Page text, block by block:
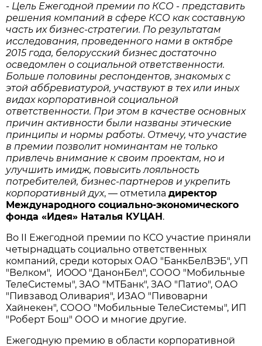
- Цель Ежегодной премии по КСО - представить
решения компаний в сфере КСО как составную
часть их бизнес-стратегии. По результатам
исследования, проведенного нами в октябре
2015 года, белорусский бизнес достаточно
осведомлен о социальной ответственности.
Больше половины респондентов, знакомых с
этой аббревиатурой, участвуют в тех или иных
видах корпоративной социальной
ответственности. При этом в качестве основных
причин активности были названы этические
принципы и нормы работы. Отмечу, что участие
в премии позволит номинантам не только
привлечь внимание к своим проектам, но и
улучшить имидж, повысить лояльность
потребителей, бизнес-партнеров и укрепить
корпоративный дух, — отметиладиректор
Международного социально-экономического
фонда «Идея» Наталья КУЦАН .
Во II Ежегодной премии по КСО участие приняли
четырнадцать социально ответственных
компаний, среди которых ОАО "БанкБелВЭБ", УП
"Велком", ИOOO "ДанонБел", СООО "Мобильные
ТелеСистемы", ЗАО "МТБанк", ЗАО "Патио", ОАО
"Пивзавод Оливария", ИЗАО "Пивоварни
Хайнекен", СООО "Мобильные ТелеСистемы", ИП
"Роберт Бош" ООО и многие другие.
Ежегодную премию в области корпоративной